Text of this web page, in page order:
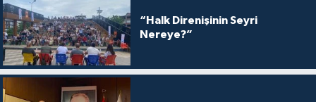
“Halk Direnişinin Seyri
Nereye?”